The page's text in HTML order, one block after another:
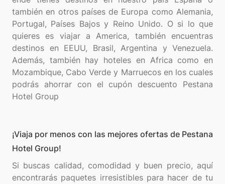
también en otros países de Europa como Alemania,
Portugal, Países Bajos y Reino Unido. O si lo que
quieres es viajar a America, también encuentras
destinos en EEUU, Brasil, Argentina y Venezuela.
Además, también hay hoteles en Africa como en
Mozambique, Cabo Verde y Marruecos en los cuales
podrás ahorrar con el cupón descuento Pestana
¡Viaja por menos con las mejores ofertas de Pestana
Hotel Group!
Si buscas calidad, comodidad y buen precio, aquí
encontrarás paquetes irresistibles para hacer de tu